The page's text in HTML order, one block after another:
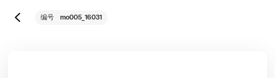
编号 mo005_16031